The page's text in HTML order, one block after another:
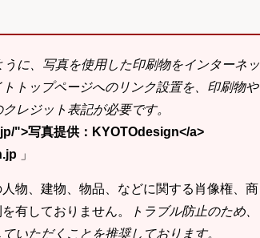
に、写真を使用した印刷物をインターネッ
トップページへのリンク設置を、印刷物や
レジット表記が必要です。
">写真提供：KYOTOdesign</a>
」
物、建物、物品、などに関する肖像権、商
有しておりません。
トラブル防止のため、
いただくことを推奨しております。